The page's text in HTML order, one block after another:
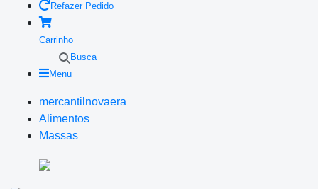
Refazer Pedido
Carrinho
Busca
Menu
mercantilnovaera
Alimentos
Massas